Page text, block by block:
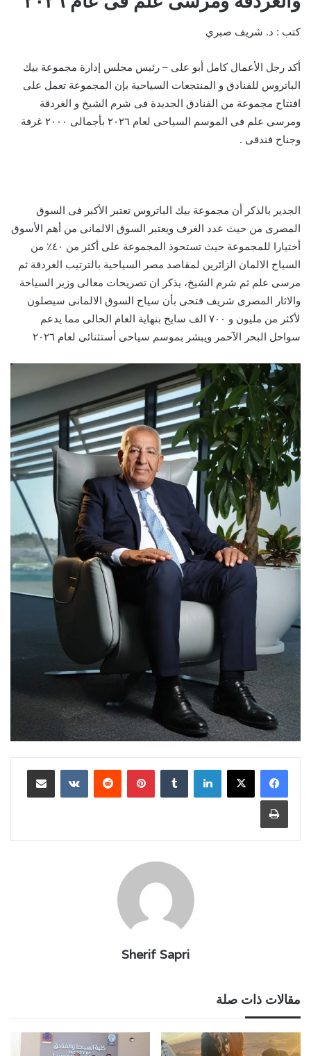
كتب : د. شريف صبري
أكد رجل الأعمال كامل أبو على – رئيس مجلس إدارة مجموعة بيك
الباتروس للفنادق و المنتجعات السياحية بإن المجموعة تعمل على
افتتاح مجموعة من الفنادق الجديدة فى شرم الشيخ و الغردقة
ومرسى علم فى الموسم السياحى لعام ٢٠٢٦ بأجمالى ٢٠٠٠ غرفة
وجناح فندقى .
الجدير بالذكر أن مجموعة بيك الباتروس تعتبر الأكبر فى السوق
المصرى من حيث عدد الغرف ويعتبر السوق الالمانى من أهم الأسوق
أختيارا للمجموعة حيث تستحوذ المجموعة على أكثر من ٤٠٪؜ من
السياح الالمان الزائرين لمقاصد مصر السياحية بالترتيب الغردقة ثم
مرسى علم ثم شرم الشيخ، يذكر ان تصريحات معالى وزير السياحة
والاثار المصرى شريف فتحى بأن سياح السوق الالمانى سيصلون
لأكثر من مليون و ٧٠٠ الف سايح بنهاية العام الحالى مما يدعم
سواحل البحر الآحمر ويبشر بموسم سياحى أستثنائى لعام ٢٠٢٦
لينكدإن بينتيريست مشاركة عبر البريد
طباعة
Sherif Sapri
مقالات ذات صلة